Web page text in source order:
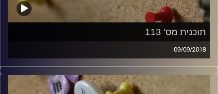
תוכנית מס' 113
09/09/2018
קלאסיקות רוק עם אורן הוף.
włodi